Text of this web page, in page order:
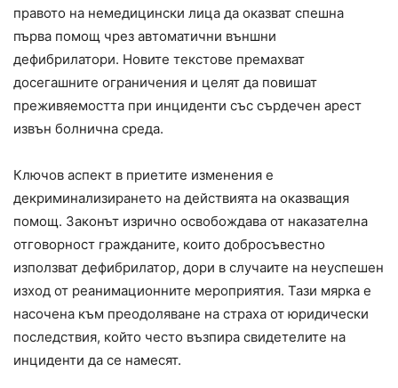
правото на немедицински лица да оказват спешна
първа помощ чрез автоматични външни
дефибрилатори. Новите текстове премахват
досегашните ограничения и целят да повишат
преживяемостта при инциденти със сърдечен арест
извън болнична среда.
Ключов аспект в приетите изменения е
декриминализирането на действията на оказващия
помощ. Законът изрично освобождава от наказателна
отговорност гражданите, които добросъвестно
използват дефибрилатор, дори в случаите на неуспешен
изход от реанимационните мероприятия. Тази мярка е
насочена към преодоляване на страха от юридически
последствия, който често възпира свидетелите на
инциденти да се намесят.